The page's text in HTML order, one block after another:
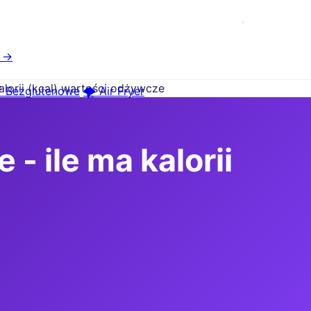
→
Bezglutenowe 🌪️ Air Fryer
(kcal) wartości odżywcze
- ile ma kalorii